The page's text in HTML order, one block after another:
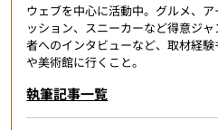
ウェブを中心に活動中。グルメ、
ッション、スニーカーなど得意ジ
者へのインタビューなど、取材経
や美術館に行くこと。
執筆記事一覧